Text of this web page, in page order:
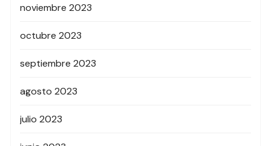
noviembre 2023
octubre 2023
septiembre 2023
agosto 2023
julio 2023